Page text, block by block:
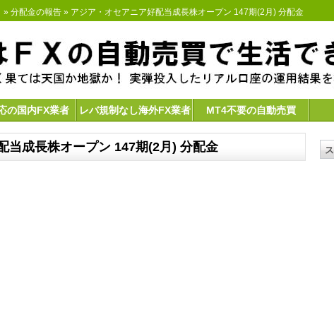
» 分配金の報告 » アジア・オセアニア好配当成長株オープン 147期(2月) 分配金
の国内FX業者 レバ規制なし海外FX業者 MT4不要の自動売買
当成長株オープン 147期(2月) 分配金